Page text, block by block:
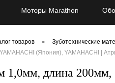
Моторы Marathon
товаров • Зуботехнические
(Япония), YAMAHACHI |
1,0мм, длина